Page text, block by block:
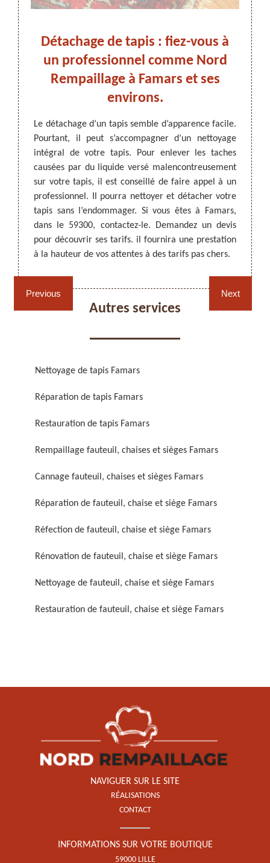
ARTISAN DEZITTER, REMPAILLAGE -
CANNAGE - RECOLLAGE, 59 NORD
Rempaillage fauteuil,
chaises et sièges 59
Cannage fauteuil, chaises
et sièges 59
Réparation de fauteuil,
Rénovation de fauteuil,
chaise et siège 59
Nettoyage de fauteuil,
chaise et siège 59
Restauration de fauteuil,
chaise et siège 59
Previous
de
et
des
les
le et
Détachage de tapis : fiez-vous à
un professionnel comme Nord
Rempaillage à Famars et ses
environs.
Le détachage d’un tapis semble d’apparence facile.
Pourtant, il peut s’accompagner d’un nettoyage
intégral de votre tapis. Pour enlever les taches
causées par du liquide versé malencontreusement
sur votre tapis, il est conseillé de faire appel à un
professionnel. Il pourra nettoyer et détacher votre
tapis sans l’endommager. Si vous êtes à Famars,
dans le 59300, contactez-le. Demandez un devis
pour découvrir ses tarifs. il fournira une prestation
à la hauteur de vos attentes à des tarifs pas chers.
Pour
il
les
va
Next
Autres services
Nettoyage de tapis Famars
Réparation de tapis Famars
Restauration de tapis Famars
Rempaillage fauteuil, chaises et sièges Famars
Cannage fauteuil, chaises et sièges Famars
Réparation de fauteuil, chaise et siège Famars
Réfection de fauteuil, chaise et siège Famars
Rénovation de fauteuil, chaise et siège Famars
Nettoyage de fauteuil, chaise et siège Famars
Restauration de fauteuil, chaise et siège Famars
NAVIGUER SUR LE SITE
RÉALISATIONS
CONTACT
INFORMATIONS SUR VOTRE BOUTIQUE
59000 LILLE